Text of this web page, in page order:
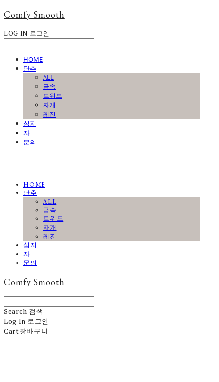
Comfy Smooth
LOG IN 로그인
HOME
단추
ALL
금속
트위드
자개
레진
심지
자
문의
HOME
단추
ALL
금속
트위드
자개
레진
심지
자
문의
Comfy Smooth
Search 검색
Log In 로그인
Cart장바구니